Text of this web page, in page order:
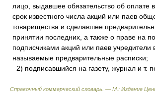
лицо, выдавшее обязательство об оплате
срок известного числа акций или паев
товарищества и сделавшее
принятии последних, а также о праве на
подписчиками акций или паев учредители
называемые предварительные расписки;
2) подписавшийся на газету, журнал и т.
Справочный коммерческий словарь. — М.: Издание